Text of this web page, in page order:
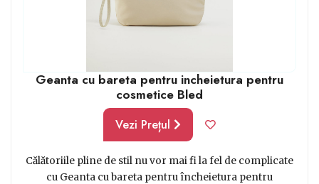
Geanta cu bareta pentru incheietura pentru
cosmetice Bled
Vezi Prețul
Călătoriile pline de stil nu vor mai fi la fel de complicate
cu Geanta cu bareta pentru încheietura pentru